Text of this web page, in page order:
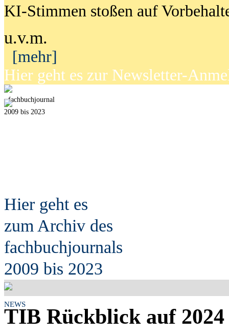
KI-Stimmen stoßen auf
u.v.m.
[mehr]
Hier geht es zur Newsletter-
fachbuchjournal
2009 bis 2023
Hier geht es
zum Archiv des
fachbuchjournals
2009 bis 2023
NEWS
TIB Rückblick auf 2024